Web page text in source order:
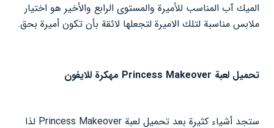
الميك آب المناسب للأميرة والمستوى الرابع والأخير هو اختيار
ملابس مناسبة لتلك الاميرة لتجعلها لائقة بأن تكون أميرة بحق.
تحميل لعبة Princess Makeover مهكرة للايفون
ستجد أشياء كثيرة بعد تحميل لعبة Princess Makeover لذا